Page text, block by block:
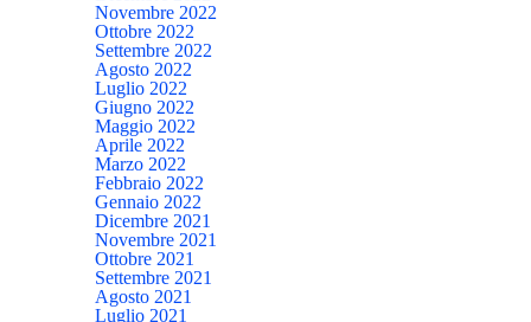
Novembre 2022
Ottobre 2022
Settembre 2022
Agosto 2022
Luglio 2022
Giugno 2022
Maggio 2022
Aprile 2022
Marzo 2022
Febbraio 2022
Gennaio 2022
Dicembre 2021
Novembre 2021
Ottobre 2021
Settembre 2021
Agosto 2021
Luglio 2021